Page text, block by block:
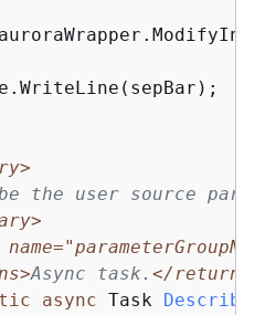
the user source
Async task. </returns>
async Task